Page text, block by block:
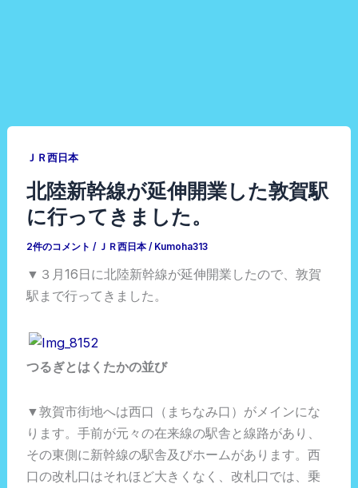
ＪＲ西日本
北陸新幹線が延伸開業した敦賀駅
に行ってきました。
2件のコメント / ＪＲ西日本 / Kumoha313
▼３月16日に北陸新幹線が延伸開業したので、敦賀
駅まで行ってきました。
つるぎとはくたかの並び
▼敦賀市街地へは西口（まちなみ口）がメインにな
ります。手前が元々の在来線の駅舎と線路があり、
その東側に新幹線の駅舎及びホームがあります。西
口の改札口はそれほど大きくなく、改札口では、乗